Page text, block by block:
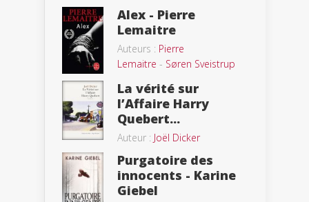
Alex - Pierre
Lemaitre
Auteurs : Pierre
Lemaitre - Søren Sveistrup
La vérité sur
l’Affaire Harry
Quebert...
Auteur : Joël Dicker
Purgatoire des
innocents - Karine
Giebel